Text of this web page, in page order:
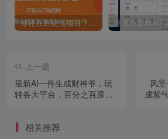
你还在到处找项目？还在当韭菜？我靠卖项目一个月收入5万+，曾经我也是个失败者。
上一篇
最新AI一件生成财神爷，玩
转各大平台，百分之百原
风
成紫
相关推荐